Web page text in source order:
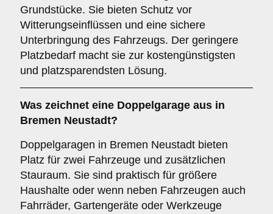
Grundstücke. Sie bieten Schutz vor
Witterungseinflüssen und eine sichere
Unterbringung des Fahrzeugs. Der geringere
Platzbedarf macht sie zur kostengünstigsten
und platzsparendsten Lösung.
Was zeichnet eine Doppelgarage aus in
Bremen Neustadt?
Doppelgaragen in Bremen Neustadt bieten
Platz für zwei Fahrzeuge und zusätzlichen
Stauraum. Sie sind praktisch für größere
Haushalte oder wenn neben Fahrzeugen auch
Fahrräder, Gartengeräte oder Werkzeuge